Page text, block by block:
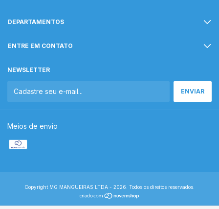
DEPARTAMENTOS
ENTRE EM CONTATO
NEWSLETTER
Meios de envio
Copyright MG MANGUEIRAS LTDA - 2026. Todos os direitos reservados.